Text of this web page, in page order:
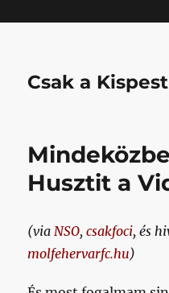
Csak a
Husztit a
(viaNSO,csakfoci, és
molfehervarfc.hu)